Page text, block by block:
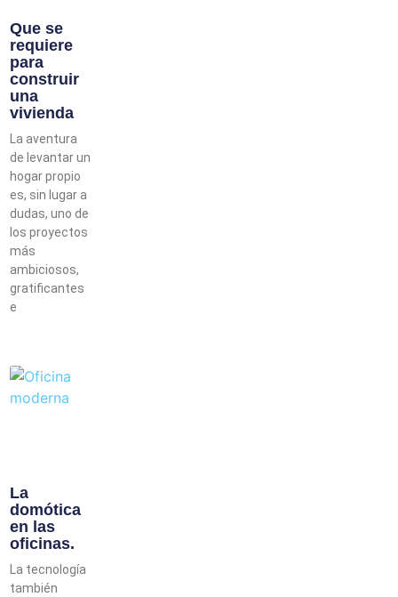
Que se
requiere
para
construir
una
vivienda
La aventura
de levantar un
hogar propio
es, sin lugar a
dudas, uno de
los proyectos
más
ambiciosos,
gratificantes
e
La
domótica
en las
oficinas.
La tecnología
también